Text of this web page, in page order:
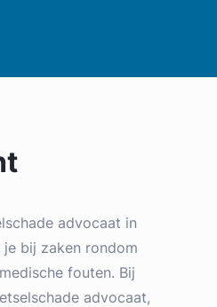
advocaat in
bij zaken rondom
fouten. Bij
advocaat,